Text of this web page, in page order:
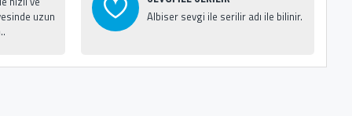
uzun
Albiser sevgi ile serilir adı ile bilinir.